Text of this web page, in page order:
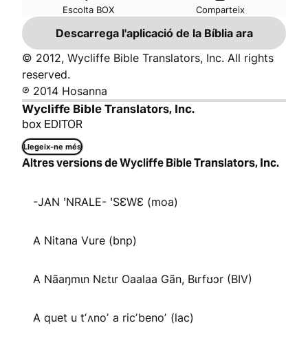
Escolta BOX Comparteix
Descarrega l'aplicació de la Bíblia ara
© 2012, Wycliffe Bible Translators, Inc. All rights
reserved.
℗ 2014 Hosanna
Wycliffe Bible Translators, Inc.
box EDITOR
Llegeix-ne més
Altres versions de Wycliffe Bible Translators, Inc.
-JAN ꞌNRALE- ꞌSƐWƐ (moa)
A Nitana Vure (bnp)
A Nãaŋmɩn Nɛtɩr Oaalaa Gãn, Bɩrfʊɔr (BIV)
A quet u tʼʌnoʼ a ricʼbenoʼ (lac)